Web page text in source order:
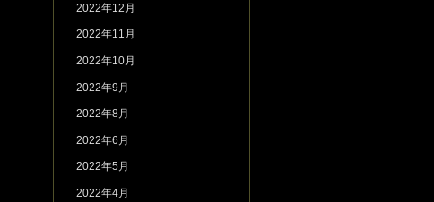
2022年12月
2022年11月
2022年10月
2022年9月
2022年8月
2022年6月
2022年5月
2022年4月